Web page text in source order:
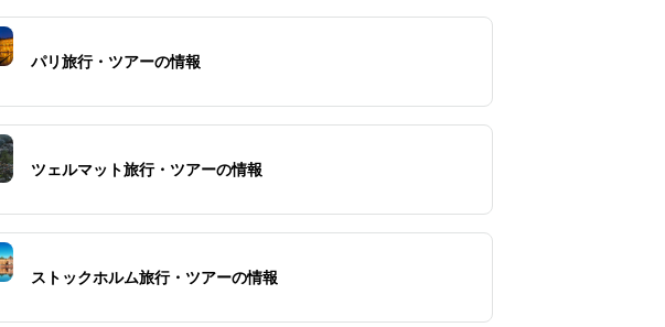
パリ旅行・ツアーの情報
ツェルマット旅行・ツアーの情報
ストックホルム旅行・ツアーの情報